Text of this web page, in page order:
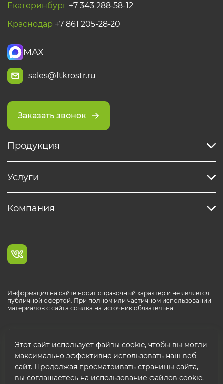
Екатеринбург +7 343 288-58-12
Краснодар +7 861 205-28-20
MAX
sales@ftkrostr.ru
Заказать звонок
Продукция
Услуги
Компания
Информация на сайте носит справочный характер и не является
публичной офертой. При полном или частичном использовании
материалов с сайта ссылка на источник обязательна.
Этот сайт использует файлы cookie, чтобы вы могли
максимально эффективно использовать наш веб-
сайт. Продолжая просматривать страницы сайта,
вы соглашаетесь на использование файлов cookie.